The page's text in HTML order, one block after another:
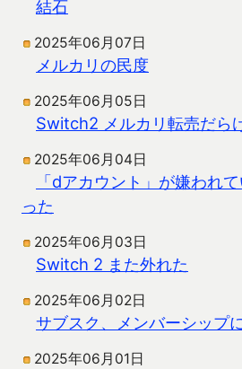
結石
2025年06月07日
メルカリの民度
2025年06月05日
Switch2 メルカリ転売だら
2025年06月04日
「dアカウント」が嫌われ
った
2025年06月03日
Switch 2 また外れた
2025年06月02日
サブスク、メンバーシップ
2025年06月01日